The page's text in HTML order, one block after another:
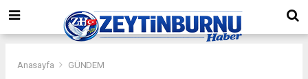
Anasayfa GÜNDEM